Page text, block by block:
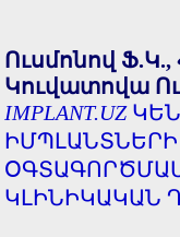
Ուսմոնով Ֆ.Կ.,
Կուվատովա
IMPLANT.UZ
ԿԼԻՆԻԿԱԿԱՆ